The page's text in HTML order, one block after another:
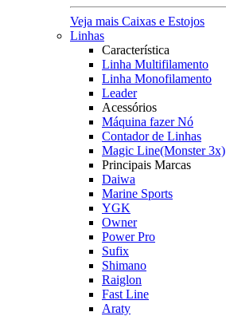
Veja mais Caixas e Estojos
Linhas
Característica
Linha Multifilamento
Linha Monofilamento
Leader
Acessórios
Máquina fazer Nó
Contador de Linhas
Magic Line(Monster 3x)
Principais Marcas
Daiwa
Marine Sports
YGK
Owner
Power Pro
Sufix
Shimano
Raiglon
Fast Line
Araty